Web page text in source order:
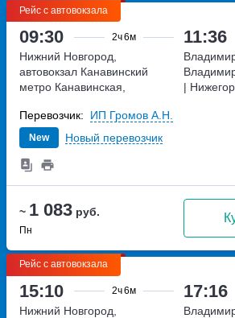
Рейс с автовокзала
09:30 2ч6м 11:36
~ 1 083 руб.
Пн
Нижний Новгород,
автовокзал Канавинский
метро Канавинская,
|
New Новый перевозчик
Перевозчик: ИП Громов А.Н.
Рейс с автовокзала
15:10 2ч6м 17:16
Нижний Новгород,